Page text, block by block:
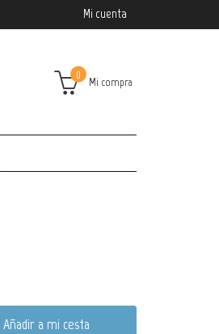
Mi cuenta
Mi compra
0
Añadir a mi cesta